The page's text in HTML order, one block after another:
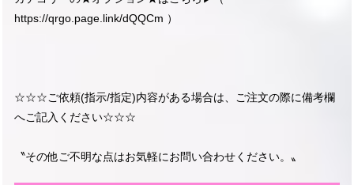
https://qrgo.page.link/dQQCm ）
☆☆☆ご依頼(指示/指定)内容がある場合は、ご注文の際に備考欄
へご記入ください☆☆☆
〝その他ご不明な点はお気軽にお問い合わせください。〟